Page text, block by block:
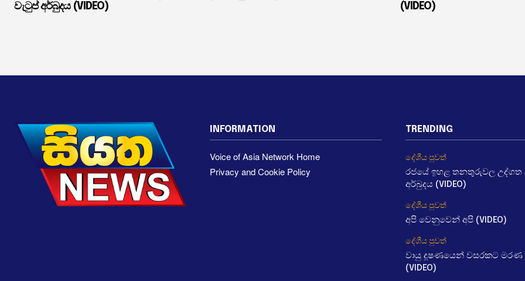
වැටුප් අර්බුදය (VIDEO)
(VIDEO)
INFORMATION
Voice of Asia Network Home
Privacy and Cookie Policy
TRENDING
දේශීය පුවත්
රජයේ ඉහළ තනතුරුවල උද්ගත
අර්බුදය (VIDEO)
දේශීය පුවත්
අපි වෙනුවෙන් අපි (VIDEO)
දේශීය පුවත්
වායු දූෂණයෙන් වසරකට මරණ
(VIDEO)